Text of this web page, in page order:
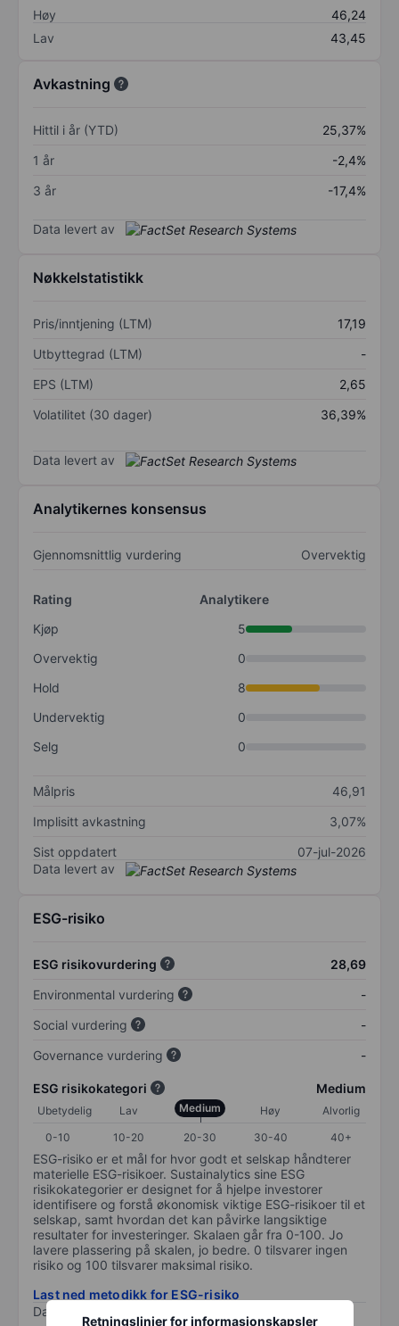
Retningslinjer for informasjonskapsler
Høy
46,24
Lav
43,45
Avkastning
Hittil i år (YTD)
25,37%
1 år
-2,4%
3 år
-17,4%
Data levert av
Nøkkelstatistikk
Pris/inntjening (LTM)
17,19
Utbyttegrad (LTM)
-
EPS (LTM)
2,65
Volatilitet (30 dager)
36,39%
Data levert av
Analytikernes konsensus
Gjennomsnittlig vurdering Overvektig
Rating
Analytikere
Kjøp
5
Overvektig
0
Hold
8
Undervektig
0
Selg
0
Målpris
46,91
Implisitt avkastning
3,07%
Sist oppdatert
07-jul-2026
Data levert av
ESG-risiko
ESG risikovurdering
28,69
Environmental vurdering
-
Social vurdering
-
Governance vurdering
-
ESG risikokategori Medium
Ubetydelig Lav Medium Høy
Alvorlig
0-10
10-20 20-30 30-40 40+
ESG-risiko er et mål for hvor godt et selskap håndterer
materielle ESG-risikoer. Sustainalytics sine ESG
risikokategorier er designet for å hjelpe investorer
identifisere og forstå økonomisk viktige ESG-risikoer til et
selskap, samt hvordan det kan påvirke langsiktige
resultater for investeringer. Skalaen går fra 0-100. Jo
lavere plassering på skalen, jo bedre. 0 tilsvarer ingen
risiko og 100 tilsvarer maksimal risiko.
Last ned metodikk for ESG-risiko
Data levert av